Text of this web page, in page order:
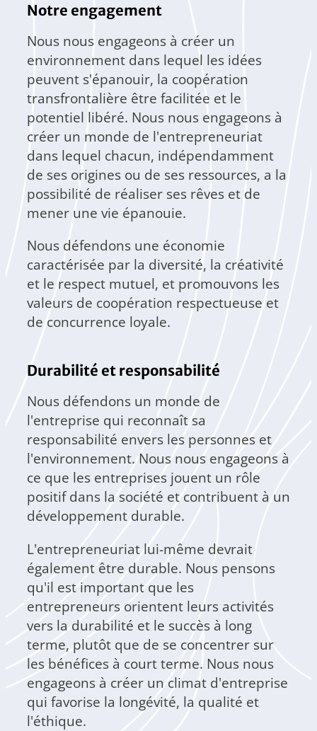
Notre engagement
Nous nous engageons à créer un
environnement dans lequel les idées
peuvent s'épanouir, la coopération
transfrontalière être facilitée et le
potentiel libéré. Nous nous engageons à
créer un monde de l'entrepreneuriat
dans lequel chacun, indépendamment
de ses origines ou de ses ressources, a la
possibilité de réaliser ses rêves et de
mener une vie épanouie.
Nous défendons une économie
caractérisée par la diversité, la créativité
et le respect mutuel, et promouvons les
valeurs de coopération respectueuse et
de concurrence loyale.
Durabilité et responsabilité
Nous défendons un monde de
l'entreprise qui reconnaît sa
responsabilité envers les personnes et
l'environnement. Nous nous engageons à
ce que les entreprises jouent un rôle
positif dans la société et contribuent à un
développement durable.
L'entrepreneuriat lui-même devrait
également être durable. Nous pensons
qu'il est important que les
entrepreneurs orientent leurs activités
vers la durabilité et le succès à long
terme, plutôt que de se concentrer sur
les bénéfices à court terme. Nous nous
engageons à créer un climat d'entreprise
qui favorise la longévité, la qualité et
l'éthique.